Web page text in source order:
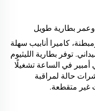
كاميرا أنابيب سهلة
توفر بطارية الليثيوم
الشحن بسعة 4500 مللي أمبير في الساعة تشغيلًا
مع مؤشرات حالة لمراقبة
غير متقطعة.